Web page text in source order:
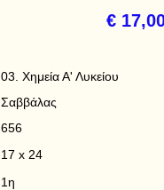
€
03. Χημεία Α' Λυκείου
Σαββάλας
656
17 x 24
1η